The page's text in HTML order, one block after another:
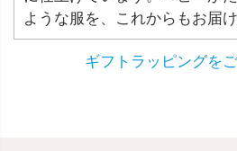
ような服を、これからもお届け
ギフトラッピングを